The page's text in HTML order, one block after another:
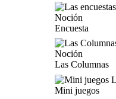
Encuesta
Las Columnas
Mini juegos